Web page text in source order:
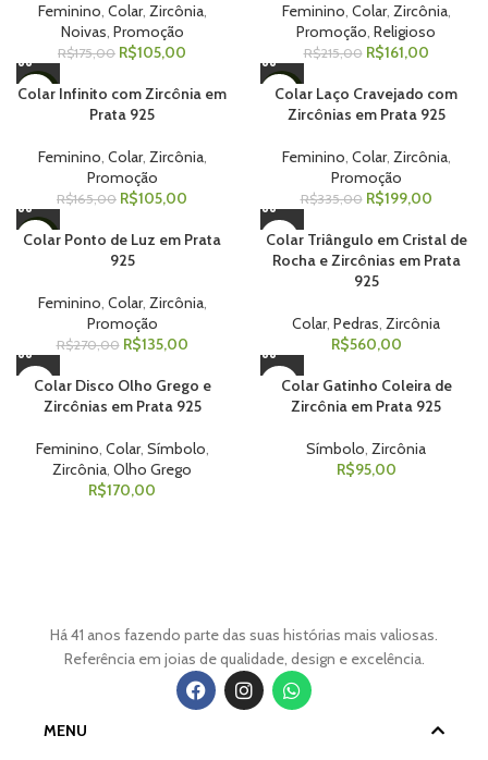
Feminino, Colar, Zircônia,
Noivas, Promoção
R$175,00 R$105,00
Feminino, Colar, Zircônia,
Promoção, Religioso
R$215,00 R$161,00
-36%
Colar Infinito com Zircônia em
Prata 925
Feminino, Colar, Zircônia,
Promoção
R$165,00 R$105,00
-41%
Colar Laço Cravejado com
Zircônias em Prata 925
Feminino, Colar, Zircônia,
Promoção
R$335,00 R$199,00
-50%
Colar Ponto de Luz em Prata
925
Feminino, Colar, Zircônia,
Promoção
R$270,00 R$135,00
Colar Triângulo em Cristal de
Rocha e Zircônias em Prata
925
Colar, Pedras, Zircônia
R$560,00
Colar Disco Olho Grego e
Zircônias em Prata 925
Feminino, Colar, Símbolo,
Zircônia, Olho Grego
R$170,00
Colar Gatinho Coleira de
Zircônia em Prata 925
Símbolo, Zircônia
R$95,00
Há 41 anos fazendo parte das suas histórias mais valiosas.
Referência em joias de qualidade, design e excelência.
MENU